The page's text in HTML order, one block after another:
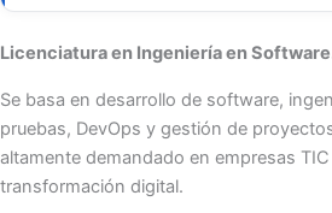
Licenciatura en Ingeniería en
Se basa en desarrollo de software,
pruebas, DevOps y gestión de
altamente demandado en empresas
transformación digital.